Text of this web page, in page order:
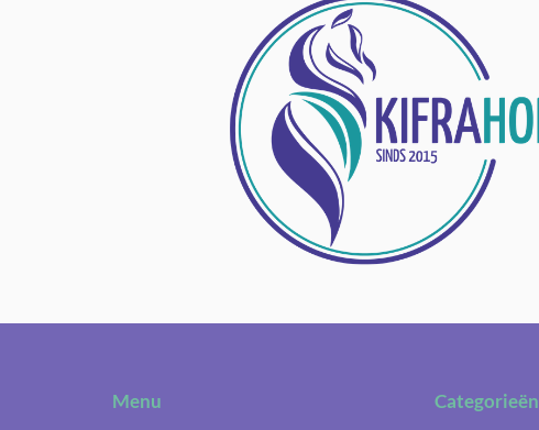
Categorieën
Menu